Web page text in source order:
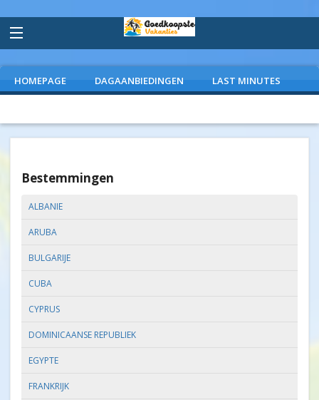
HOMEPAGE DAGAANBIEDINGEN LAST MINUTES
Bestemmingen
ALBANIE
ARUBA
BULGARIJE
CUBA
CYPRUS
DOMINICAANSE REPUBLIEK
EGYPTE
FRANKRIJK